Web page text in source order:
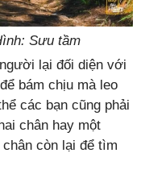
Sưu tầm
lại đối diện với
bám chịu mà leo
các bạn cũng phải
chân hay một
còn lại để tìm